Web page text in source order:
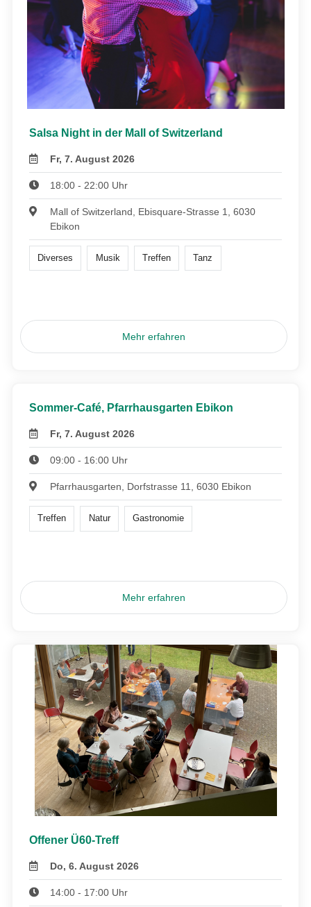
Salsa Night in der Mall of Switzerland
Fr, 7. August 2026
18:00 - 22:00 Uhr
Mall of Switzerland, Ebisquare-Strasse 1, 6030
Ebikon
Diverses Musik Treffen Tanz
Mehr erfahren
Sommer-Café, Pfarrhausgarten Ebikon
Fr, 7. August 2026
09:00 - 16:00 Uhr
Pfarrhausgarten, Dorfstrasse 11, 6030 Ebikon
Treffen Natur Gastronomie
Mehr erfahren
Offener Ü60-Treff
Do, 6. August 2026
14:00 - 17:00 Uhr